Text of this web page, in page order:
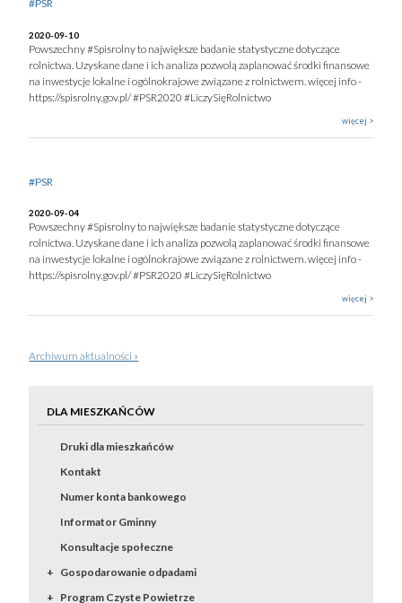
#PSR
2020-09-10
Powszechny #Spisrolny to największe badanie statystyczne dotyczące
rolnictwa. Uzyskane dane i ich analiza pozwolą zaplanować środki finansowe
na inwestycje lokalne i ogólnokrajowe związane z rolnictwem. więcej info -
https://spisrolny.gov.pl/ #PSR2020 #LiczySięRolnictwo
więcej >
#PSR
2020-09-04
Powszechny #Spisrolny to największe badanie statystyczne dotyczące
rolnictwa. Uzyskane dane i ich analiza pozwolą zaplanować środki finansowe
na inwestycje lokalne i ogólnokrajowe związane z rolnictwem. więcej info -
https://spisrolny.gov.pl/ #PSR2020 #LiczySięRolnictwo
więcej >
Archiwum aktualności »
DLA MIESZKAŃCÓW
Druki dla mieszkańców
Kontakt
Numer konta bankowego
Informator Gminny
Konsultacje społeczne
Gospodarowanie odpadami
Program Czyste Powietrze